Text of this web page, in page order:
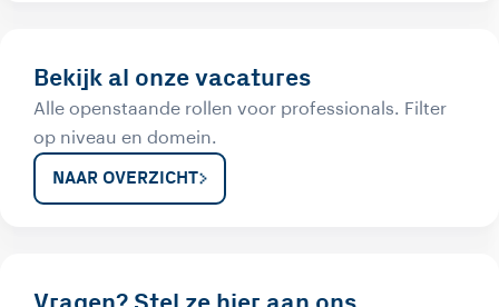
Bekijk al onze vacatures
Alle openstaande rollen voor professionals. Filter
op niveau en domein.
NAAR OVERZICHT